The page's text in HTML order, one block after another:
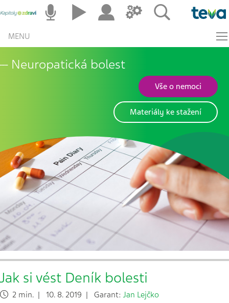
MENU
Neuropatická bolest
Vše o nemoci
Materiály ke stažení
Jak si vést Deník bolesti
2 min. | 10. 8. 2019 | Garant: Jan Lejčko